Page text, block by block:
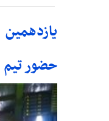
حضور